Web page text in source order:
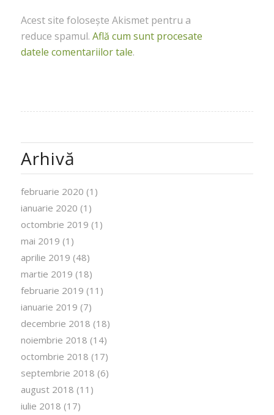
Acest site folosește Akismet pentru a
reduce spamul. Află cum sunt procesate
datele comentariilor tale.
Arhivă
februarie 2020 (1)
ianuarie 2020 (1)
octombrie 2019 (1)
mai 2019 (1)
aprilie 2019 (48)
martie 2019 (18)
februarie 2019 (11)
ianuarie 2019 (7)
decembrie 2018 (18)
noiembrie 2018 (14)
octombrie 2018 (17)
septembrie 2018 (6)
august 2018 (11)
iulie 2018 (17)